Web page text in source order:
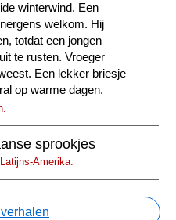
winterwind. Een
welkom. Hij
totdat een jongen
te rusten. Vroeger
Een lekker briesje
op warme dagen.
sprookjes
Amerika.